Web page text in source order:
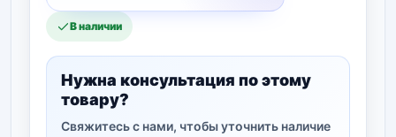
В наличии
Нужна консультация по этому
товару?
Свяжитесь с нами, чтобы уточнить наличие